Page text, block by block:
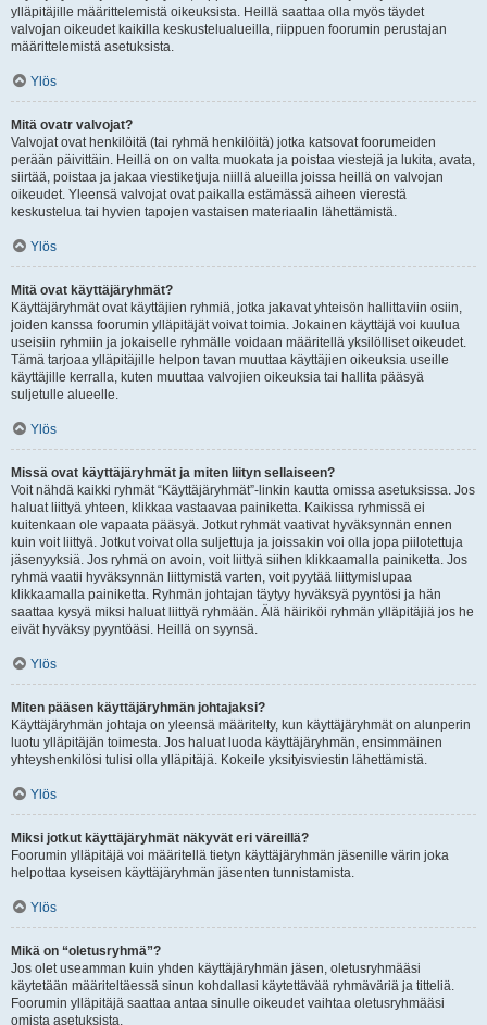
ylläpitäjille määrittelemistä oikeuksista. Heillä saattaa olla myös täydet
valvojan oikeudet kaikilla keskustelualueilla, riippuen foorumin perustajan
määrittelemistä asetuksista.
Ylös
Mitä ovatr valvojat?
Valvojat ovat henkilöitä (tai ryhmä henkilöitä) jotka katsovat foorumeiden
perään päivittäin. Heillä on on valta muokata ja poistaa viestejä ja lukita, avata,
siirtää, poistaa ja jakaa viestiketjuja niillä alueilla joissa heillä on valvojan
oikeudet. Yleensä valvojat ovat paikalla estämässä aiheen vierestä
keskustelua tai hyvien tapojen vastaisen materiaalin lähettämistä.
Ylös
Mitä ovat käyttäjäryhmät?
Käyttäjäryhmät ovat käyttäjien ryhmiä, jotka jakavat yhteisön hallittaviin osiin,
joiden kanssa foorumin ylläpitäjät voivat toimia. Jokainen käyttäjä voi kuulua
useisiin ryhmiin ja jokaiselle ryhmälle voidaan määritellä yksilölliset oikeudet.
Tämä tarjoaa ylläpitäjille helpon tavan muuttaa käyttäjien oikeuksia useille
käyttäjille kerralla, kuten muuttaa valvojien oikeuksia tai hallita pääsyä
suljetulle alueelle.
Ylös
Missä ovat käyttäjäryhmät ja miten liityn sellaiseen?
Voit nähdä kaikki ryhmät “Käyttäjäryhmät”-linkin kautta omissa asetuksissa. Jos
haluat liittyä yhteen, klikkaa vastaavaa painiketta. Kaikissa ryhmissä ei
kuitenkaan ole vapaata pääsyä. Jotkut ryhmät vaativat hyväksynnän ennen
kuin voit liittyä. Jotkut voivat olla suljettuja ja joissakin voi olla jopa piilotettuja
jäsenyyksiä. Jos ryhmä on avoin, voit liittyä siihen klikkaamalla painiketta. Jos
ryhmä vaatii hyväksynnän liittymistä varten, voit pyytää liittymislupaa
klikkaamalla painiketta. Ryhmän johtajan täytyy hyväksyä pyyntösi ja hän
saattaa kysyä miksi haluat liittyä ryhmään. Älä häiriköi ryhmän ylläpitäjiä jos he
eivät hyväksy pyyntöäsi. Heillä on syynsä.
Ylös
Miten pääsen käyttäjäryhmän johtajaksi?
Käyttäjäryhmän johtaja on yleensä määritelty, kun käyttäjäryhmät on alunperin
luotu ylläpitäjän toimesta. Jos haluat luoda käyttäjäryhmän, ensimmäinen
yhteyshenkilösi tulisi olla ylläpitäjä. Kokeile yksityisviestin lähettämistä.
Ylös
Miksi jotkut käyttäjäryhmät näkyvät eri väreillä?
Foorumin ylläpitäjä voi määritellä tietyn käyttäjäryhmän jäsenille värin joka
helpottaa kyseisen käyttäjäryhmän jäsenten tunnistamista.
Ylös
Mikä on “oletusryhmä”?
Jos olet useamman kuin yhden käyttäjäryhmän jäsen, oletusryhmääsi
käytetään määriteltäessä sinun kohdallasi käytettävää ryhmäväriä ja titteliä.
Foorumin ylläpitäjä saattaa antaa sinulle oikeudet vaihtaa oletusryhmääsi
omista asetuksista.